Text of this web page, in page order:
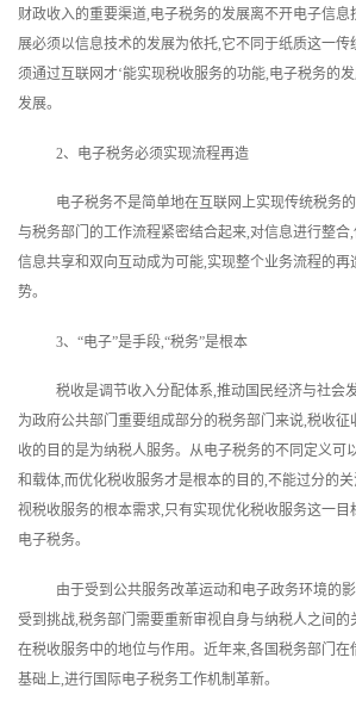
财政收入的重要渠道,电子税务的发展离不开电子信息
展必须以信息技术的发展为依托,它不同于纸质这一
须通过互联网才‘能实现税收服务的功能,电子税务的
发展。
2、电子税务必须实现流程再造
电子税务不是简单地在互联网上实现传统税务
与税务部门的工作流程紧密结合起来,对信息进行整合
信息共享和双向互动成为可能,实现整个业务流程的
势。
3、“电子”是手段,“税务”是根本
税收是调节收入分配体系,推动国民经济与社会
为政府公共部门重要组成部分的税务部门来说,税收征
收的目的是为纳税人服务。从电子税务的不同定义可
和载体,而优化税收服务才是根本的目的,不能过分的
视税收服务的根本需求,只有实现优化税收服务这一目
电子税务。
由于受到公共服务改革运动和电子政务环境的
受到挑战,税务部门需要重新审视自身与纳税人之间
在税收服务中的地位与作用。近年来,各国税务部门在
基础上,进行国际电子税务‍工作机制革新。